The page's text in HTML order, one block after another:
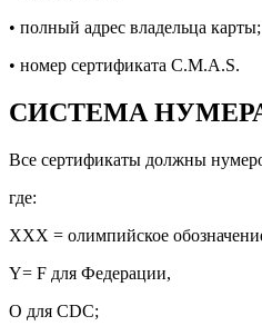
• полный адрес владельца карты;
• номер сертификата C.M.A.S.
СИСТЕМА
Все сертификаты должны
где:
XXX = олимпийское
Y= F для Федерации,
O для CDС;